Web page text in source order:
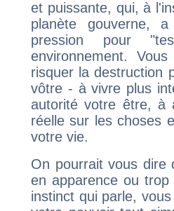
et puissante, qui, à
planète gouverne,
pression pour
environnement.
risquer la destruction
vôtre - à vivre plus
autorité votre être, à
réelle sur les choses
votre vie.
On pourrait vous dire
en apparence ou
instinct qui parle,